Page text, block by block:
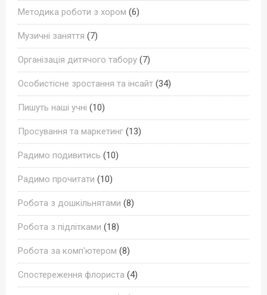
Методика роботи з хором (6)
Музичні заняття (7)
Організація дитячого табору (7)
Особистісне зростання та інсайт (34)
Пишуть наші учні (10)
Просування та маркетинг (13)
Радимо подивитись (10)
Радимо прочитати (10)
Робота з дошкільнятами (8)
Робота з підлітками (18)
Робота за комп'ютером (8)
Спостереження флориста (4)